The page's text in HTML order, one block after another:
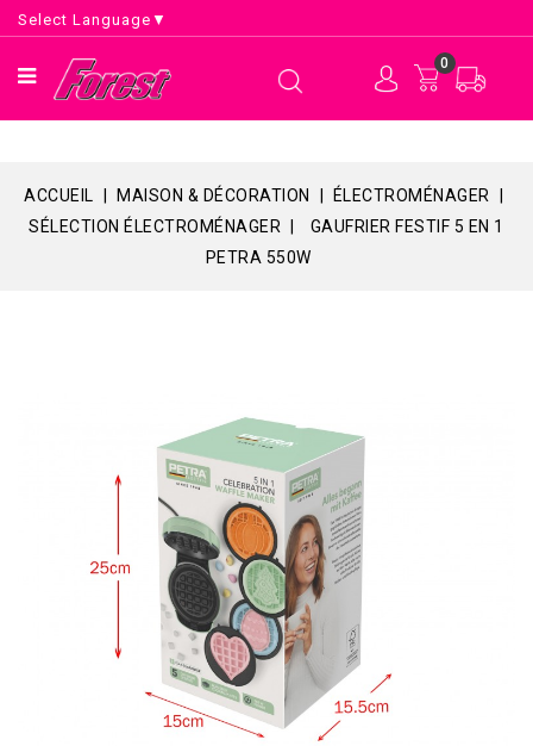
Select Language ▼
0
ACCUEIL MAISON & DÉCORATION
ÉLECTROMÉNAGER
SÉLECTION ÉLECTROMÉNAGER
GAUFRIER FESTIF 5 EN 1
PETRA 550W